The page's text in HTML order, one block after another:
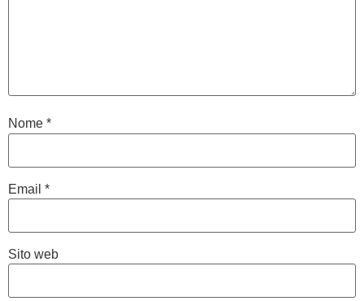
Nome *
Email *
Sito web